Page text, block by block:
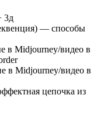
3д
— способы
в Midjourney/видео в
в Midjourney/видео в
цепочка из